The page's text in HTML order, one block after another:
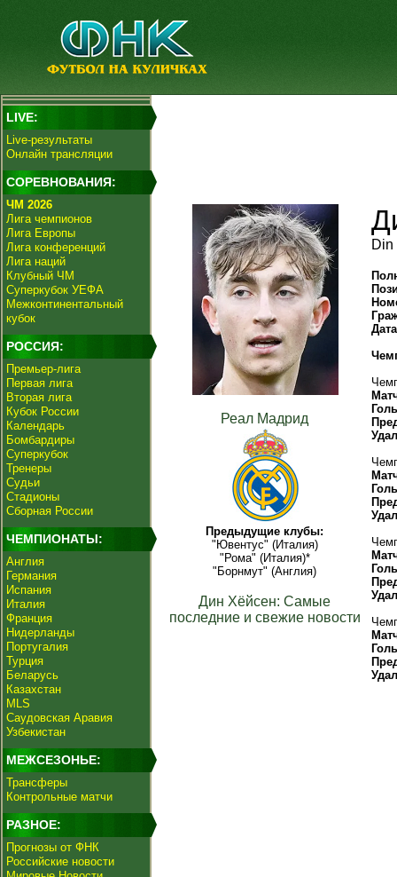
LIVE:
Live-результаты
Онлайн трансляции
СОРЕВНОВАНИЯ:
ЧМ 2026
Лига чемпионов
Лига Европы
Лига конференций
Лига наций
Клубный ЧМ
Суперкубок УЕФА
Межконтинентальный
кубок
РОССИЯ:
Премьер-лига
Первая лига
Вторая лига
Кубок России
Календарь
Бомбардиры
Суперкубок
Тренеры
Судьи
Стадионы
Сборная России
ЧЕМПИОНАТЫ:
Англия
Германия
Испания
Италия
Франция
Нидерланды
Португалия
Турция
Беларусь
Казахстан
MLS
Саудовская Аравия
Узбекистан
МЕЖСЕЗОНЬЕ:
Трансферы
Контрольные матчи
РАЗНОЕ:
Прогнозы от ФНК
Российские новости
Реал Мадрид
Предыдущие клубы:
"Ювентус" (Италия)
"Рома" (Италия)*
"Борнмут" (Англия)
Дин Хёйсен: Самые
последние и свежие новости
Din